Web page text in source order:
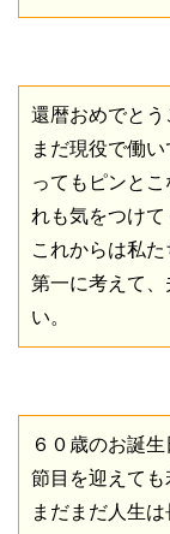
還暦おめでとう
まだ現役で働
ってもピンと
れも気をつけて
これからは私
第一に考えて
い。
６０歳のお誕
節目を迎えても
まだまだ人生